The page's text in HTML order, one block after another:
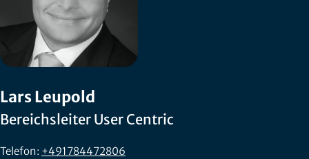
Lars Leupold
Bereichsleiter User Centric
Telefon: +491784472806